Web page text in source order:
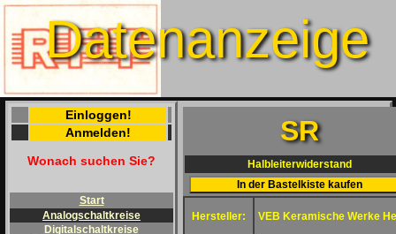
Datenanzeige
Einloggen!
Anmelden!
Wonach suchen Sie?
Start
Analogschaltkreise
Digitalschaltkreise
SR
Halbleiterwiderstand
Hersteller: VEB Keramische Werke